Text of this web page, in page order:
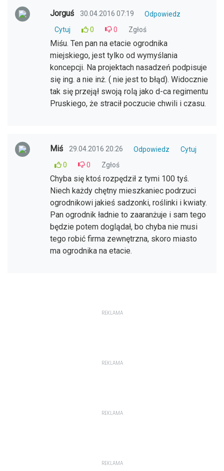
Jorguś 30.04.2016 07:19
Odpowiedz
Cytuj
0 0 Zgłoś
Miśu. Ten pan na etacie ogrodnika
miejskiego, jest tylko od wymyślania
koncepcji. Na projektach nasadzeń podpisuje
się ing. a nie inż. ( nie jest to błąd). Widocznie
tak się przejął swoją rolą jako d-ca regimentu
Pruskiego, że stracił poczucie chwili i czasu.
Miś 29.04.2016 20:26 Odpowiedz
Cytuj
0
0 Zgłoś
Chyba się ktoś rozpędził z tymi 100 tyś.
Niech każdy chętny mieszkaniec podrzuci
ogrodnikowi jakieś sadzonki, roślinki i kwiaty.
Pan ogrodnik ładnie to zaaranżuje i sam tego
będzie potem doglądał, bo chyba nie musi
tego robić firma zewnętrzna, skoro miasto
ma ogrodnika na etacie.
REKLAMA
REKLAMA
REKLAMA
REKLAMA